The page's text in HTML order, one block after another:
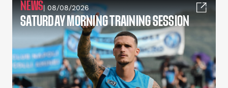
NEWS| 08/08/2026
SATURDAY MORNING TRAINING SESSION